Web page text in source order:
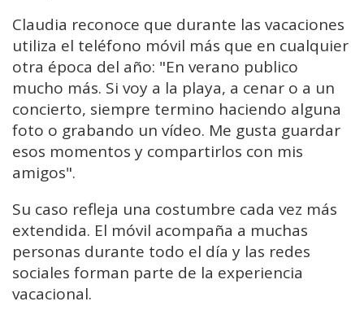
Claudia reconoce que durante las vacaciones
utiliza el teléfono móvil más que en cualquier
otra época del año: "En verano publico
mucho más. Si voy a la playa, a cenar o a un
concierto, siempre termino haciendo alguna
foto o grabando un vídeo. Me gusta guardar
esos momentos y compartirlos con mis
amigos".
Su caso refleja una costumbre cada vez más
extendida. El móvil acompaña a muchas
personas durante todo el día y las redes
sociales forman parte de la experiencia
vacacional.